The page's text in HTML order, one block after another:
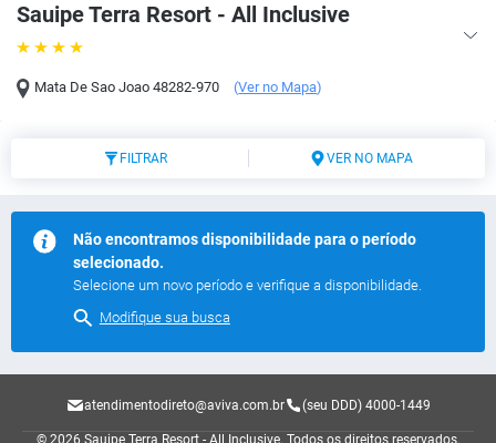
Sauipe Terra Resort - All Inclusive
Mata De Sao Joao 48282-970 (Ver no Mapa)
FILTRAR VER NO MAPA
Não encontramos disponibilidade para o período
selecionado.
Selecione um novo período e verifique a disponibilidade.
Modifique sua busca
atendimentodireto@aviva.com.br (seu DDD) 4000-1449
© 2026 Sauipe Terra Resort - All Inclusive. Todos os direitos reservados.